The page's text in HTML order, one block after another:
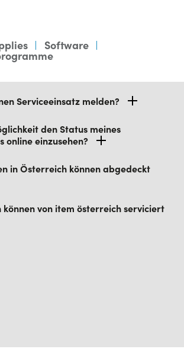
Software
Serviceeinsatz melden?
den Status meines
online einzusehen?
in Österreich können abgedeckt
können von item österreich serviciert